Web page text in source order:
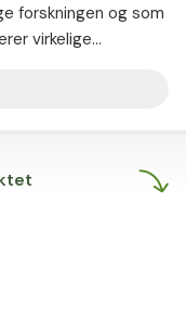
forskningen og som
virkelige